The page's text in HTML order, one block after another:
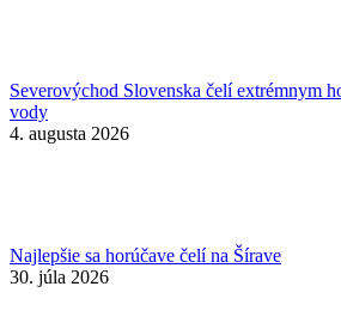
Severovýchod Slovenska čelí extrémnym
vody
4. augusta 2026
Najlepšie sa horúčave čelí na Šírave
30. júla 2026